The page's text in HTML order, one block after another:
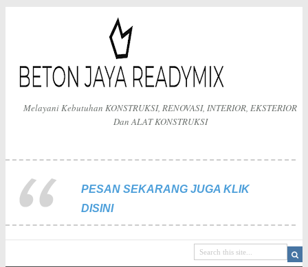
Melayani Kebutuhan KONSTRUKSI, RENOVASI, INTERIOR, EKSTERIOR
Dan ALAT KONSTRUKSI
PESAN SEKARANG JUGA KLIK
DISINI